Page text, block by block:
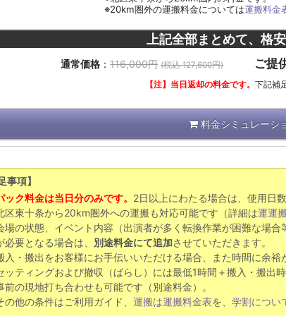
※20km圏外の運搬料金については運搬料金
上記全部まとめて、格
通常価格 ：116,000円 (税込 127,600円) ご提
【注】当日返却の料金です。 下記補
料金シミュレーシ
事項】
ック料金は当日分のみです。 2日以上にわたる場合は、使用日
区東十条から20km圏外への運搬も対応可能です（詳細は運運
場の状態、イベント内容（出演者が多く転換作業が困難な場
必要となる場合は、 別途料金にて追加させていただきます。
入・搬出をお客様にお手伝いいただける場合、また時間に余裕
ッティングおよび撤収（ばらし）には最低1時間＋搬入・搬出時
前の現地打ち合わせも可能です（別途料金）。
の他の条件はご利用ガイド、運搬は運搬料金表を、学割につい